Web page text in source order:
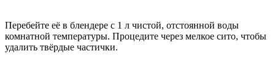
Перебейте её в блендере с 1 л чистой, отстоянной воды
комнатной температуры. Процедите через мелкое сито, чтобы
удалить твёрдые частички.